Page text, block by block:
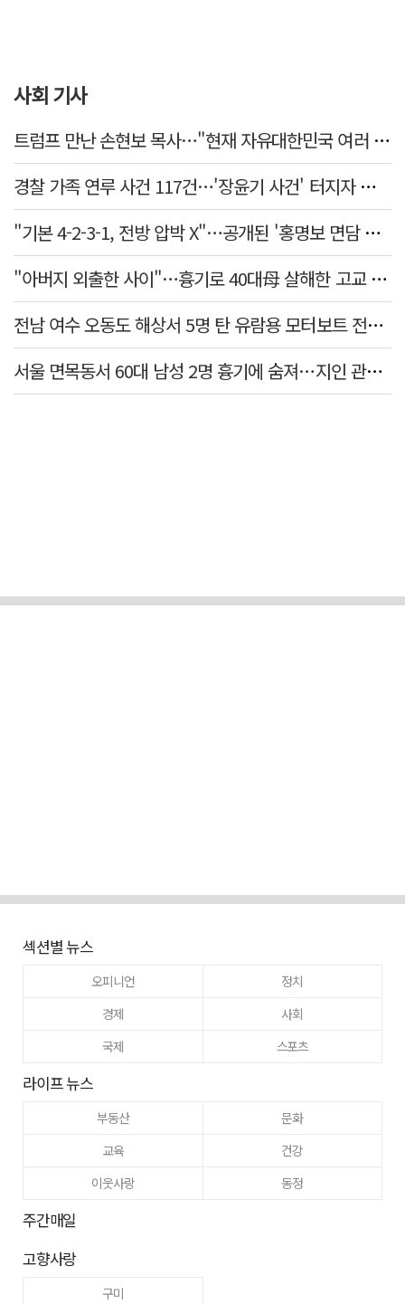
사회 기사
트럼프 만난 손현보 목사…"현재 자유대한민국 여러 면에서 어려움"
경찰 가족 연루 사건 117건…'장윤기 사건' 터지자 뒤늦게 전수조사
"기본 4-2-3-1, 전방 압박 X"…공개된 '홍명보 면담 수첩'
"아버지 외출한 사이"…흉기로 40대母 살해한 고교 자퇴생, 구속 기로에
전남 여수 오동도 해상서 5명 탄 유람용 모터보트 전복…2명 숨져
서울 면목동서 60대 남성 2명 흉기에 숨져…지인 관계로 추정
섹션별 뉴스
오피니언
정치
경제
사회
국제
스포츠
라이프 뉴스
부동산
문화
교육
건강
이웃사랑
동정
주간매일
고향사랑
구미